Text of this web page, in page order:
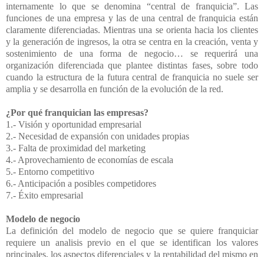
internamente lo que se denomina “central de franquicia”. Las
funciones de una empresa y las de una central de franquicia están
claramente diferenciadas. Mientras una se orienta hacia los clientes
y la generación de ingresos, la otra se centra en la creación, venta y
sostenimiento de una forma de negocio… se requerirá una
organización diferenciada que plantee distintas fases, sobre todo
cuando la estructura de la futura central de franquicia no suele ser
amplia y se desarrolla en función de la evolución de la red.
¿Por qué franquician las empresas?
1.- Visión y oportunidad empresarial
2.- Necesidad de expansión con unidades propias
3.- Falta de proximidad del marketing
4.- Aprovechamiento de economías de escala
5.- Entorno competitivo
6.- Anticipación a posibles competidores
7.- Éxito empresarial
Modelo de negocio
La definición del modelo de negocio que se quiere franquiciar
requiere un analisis previo en el que se identifican los valores
principales, los aspectos diferenciales y la rentabilidad del mismo en